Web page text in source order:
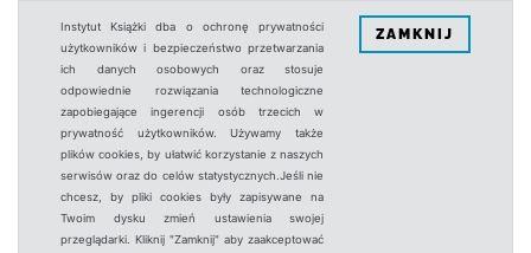
Instytut Książki dba o ochronę prywatności
użytkowników i bezpieczeństwo przetwarzania
ich danych osobowych oraz stosuje
odpowiednie rozwiązania technologiczne
zapobiegające ingerencji osób trzecich w
prywatność użytkowników. Używamy także
plików cookies, by ułatwić korzystanie z naszych
serwisów oraz do celów statystycznych.Jeśli nie
chcesz, by pliki cookies były zapisywane na
Twoim dysku zmień ustawienia swojej
przeglądarki. Kliknij "Zamknij" aby zaakceptować
ZAMKNIJ